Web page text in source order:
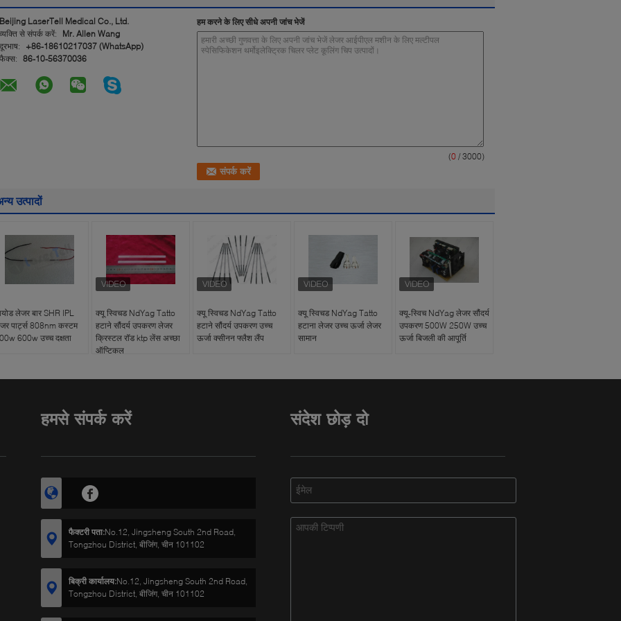
Beijing LaserTell Medical Co., Ltd.
व्यक्ति से संपर्क करें:
Mr. Allen Wang
दूरभाष:
+86-18610217037 (WhatsApp)
फैक्स: 86-10-56370036
हम करने के लिए सीधे अपनी जांच भेजें
(0 / 3000)
उत्पादों
लेजर बार SHR IPL
पार्ट्स 808nm कस्टम
600w उच्च दक्षता
क्यू स्विचड NdYag Tatto
हटाने सौंदर्य उपकरण लेजर
क्रिस्टल रॉड ktp लेंस अच्छा
ऑप्टिकल
क्यू स्विचड NdYag Tatto
हटाने सौंदर्य उपकरण उच्च
ऊर्जा क्सीनन फ्लैश लैंप
क्यू स्विचड NdYag Tatto
हटाना लेजर उच्च ऊर्जा लेजर
सामान
क्यू-स्विच NdYag लेजर सौंदर्य
उपकरण 500W 250W उच्च
ऊर्जा बिजली की आपूर्ति
हमसे संपर्क करें
फैक्टरी पता:No.12, Jingsheng South 2nd Road,
Tongzhou District, बीजिंग, चीन 101102
बिक्री कार्यालय:No.12, Jingsheng South 2nd Road,
Tongzhou District, बीजिंग, चीन 101102
संदेश छोड़ दो